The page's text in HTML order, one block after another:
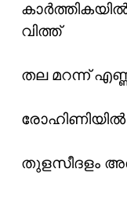
വിത്ത്
തല മറന്ന്
രോഹിണിയിൽ
തുളസീദളം